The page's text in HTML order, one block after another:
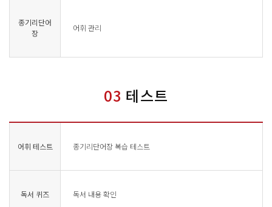
종기리단어
장
어휘 관리
03 테스트
어휘 테스트 종기리단어장 복습 테스트
독서 퀴즈 독서 내용 확인